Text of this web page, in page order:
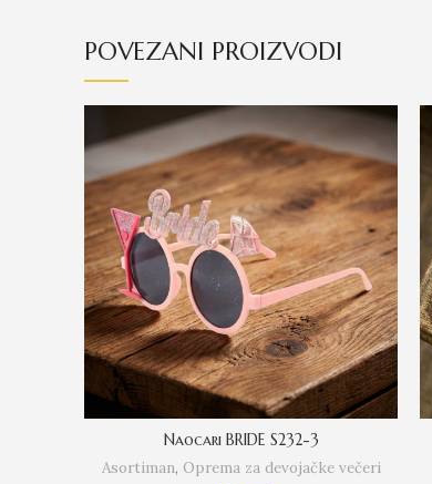
POVEZANI PROIZVODI
Naocari BRIDE S232-3
Asortiman, Oprema za devojačke večeri